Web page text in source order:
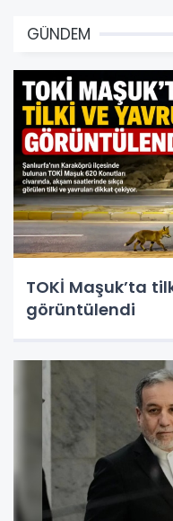
GÜNDEM
TOKİ Maşuk’ta
görüntülendi